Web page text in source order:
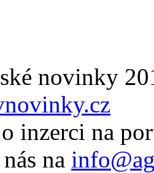
novinky
inzerci na
na